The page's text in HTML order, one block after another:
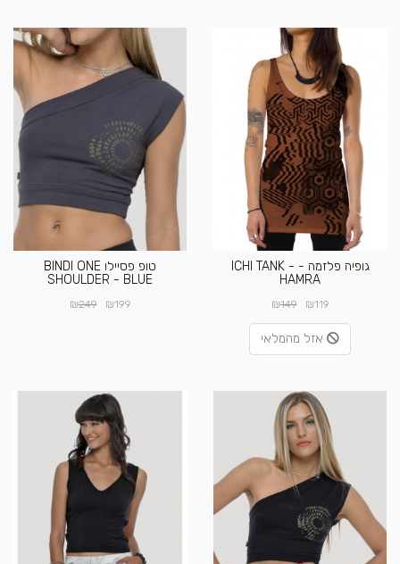
גופיה פלזמה - ICHI TANK -
HAMRA
₪119
₪149
אזל מהמלאי
טופ פסיילו BINDI ONE
SHOULDER - BLUE
₪199
₪249